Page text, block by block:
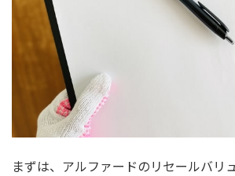
まずは、アルファードのリセールバリ